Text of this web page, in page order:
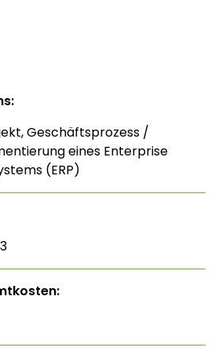
Geschäftsprozess /
eines Enterprise
(ERP)